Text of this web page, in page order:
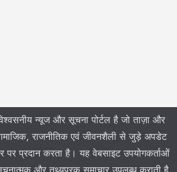
न्यूज और सूचना पोर्टल है जो ताज़ा और
राजनीतिक एवं जीवनशैली से जुड़े अपडेट
पर प्रदान करता है। यह वेबसाइट उपयोगकर्ताओं